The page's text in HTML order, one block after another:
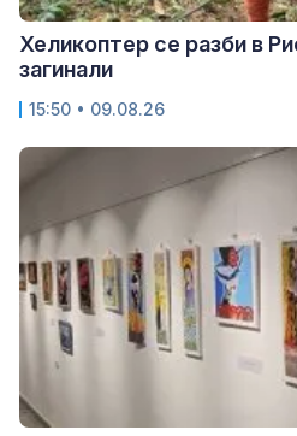
Хеликоптер се разби в
загинали
15:50 • 09.08.26